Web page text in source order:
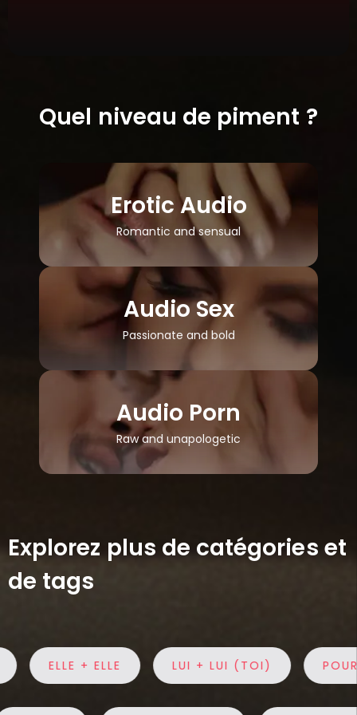
Quel niveau de piment ?
Erotic Audio
Romantic and sensual
Audio Sex
Passionate and bold
Audio Porn
Raw and unapologetic
Explorez plus de catégories et
de tags
ELLE + ELLE LUI + LUI (TOI) POUR